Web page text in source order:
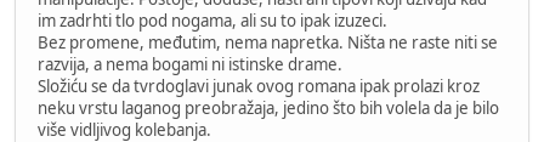
im zadrhti tlo pod nogama, ali su to ipak izuzeci.
Bez promene, međutim, nema napretka. Ništa ne raste niti se
razvija, a nema bogami ni istinske drame.
Složiću se da tvrdoglavi junak ovog romana ipak prolazi kroz
neku vrstu laganog preobražaja, jedino što bih volela da je bilo
više vidljivog kolebanja.